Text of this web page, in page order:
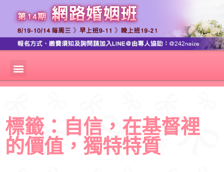
標籤：自信，在基督裡
的價值，獨特特質